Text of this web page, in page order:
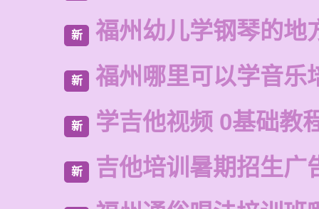
新 福州幼儿学钢琴的地
新 福州哪里可以学音乐
新 学吉他视频 0基础教
新 吉他培训暑期招生广